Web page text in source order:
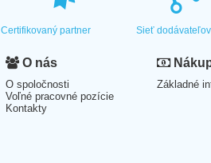
Certifikovaný partner Sieť dodávateľov
O nás
O spoločnosti
Voľné pracovné pozície
Kontakty
Základné